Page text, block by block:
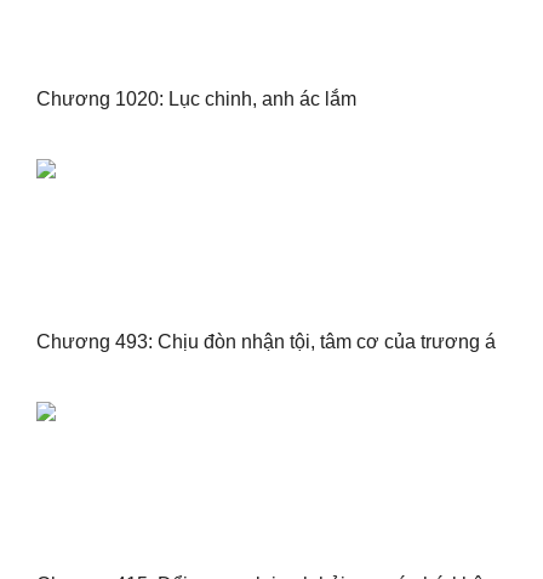
Chương 1020: Lục chinh, anh ác lắm
Chương 493: Chịu đòn nhận tội, tâm cơ của trương á